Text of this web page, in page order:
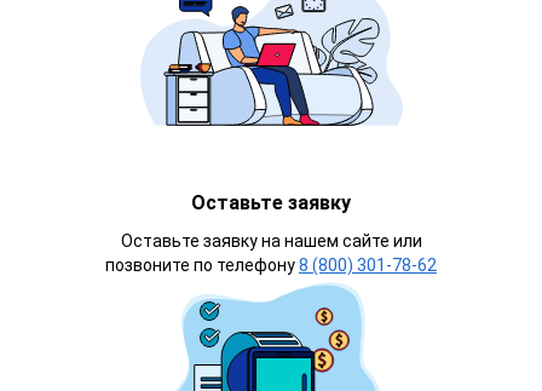
Оставьте заявку
Оставьте заявку на нашем сайте или
позвоните по телефону8 (800) 301-78-62